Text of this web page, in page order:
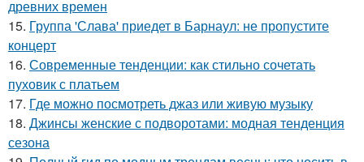
древних времен
15. Группа 'Слава' приедет в Барнаул: не пропустите
концерт
16. Современные тенденции: как стильно сочетать
пуховик с платьем
17. Где можно посмотреть джаз или живую музыку
18. Джинсы женские с подворотами: модная тенденция
сезона